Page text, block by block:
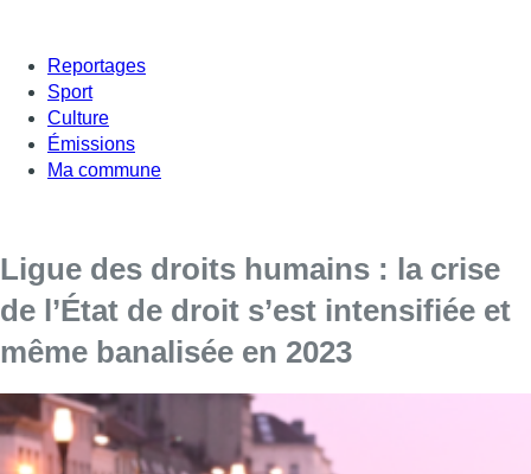
Reportages
Sport
Culture
Émissions
Ma commune
Ligue des droits humains : la crise
de l’État de droit s’est intensifiée et
même banalisée en 2023